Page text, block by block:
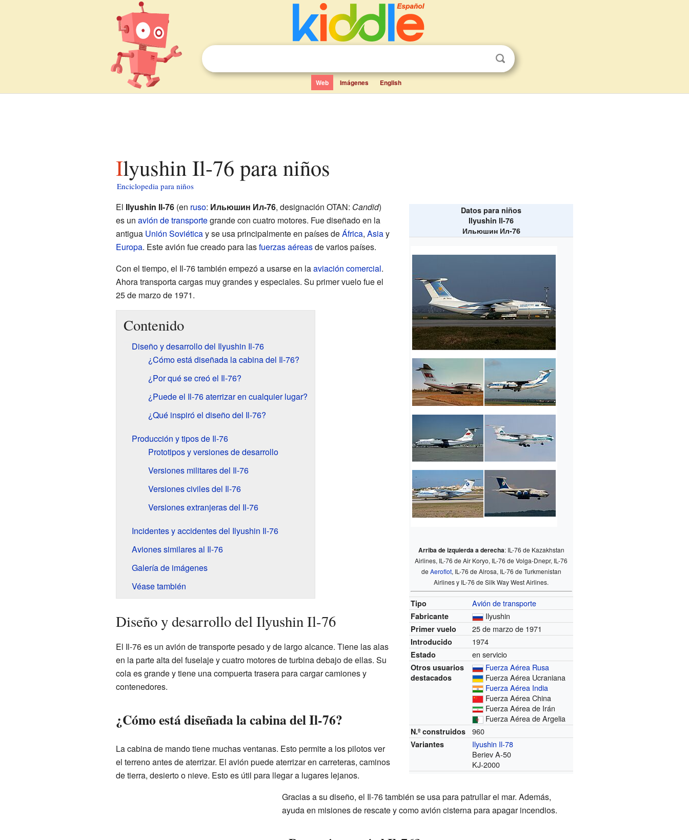
Web Imágenes English
Ilyushin Il-76 para niños
Enciclopedia para niños
Datos para niños
Ilyushin Il-76
Ильюшин Ил-76
Arriba de izquierda a derecha: IL-76 de Kazakhstan
Airlines, IL-76 de Air Koryo, IL-76 de Volga-Dnepr, IL-76
de Aeroflot, IL-76 de Alrosa, IL-76 de Turkmenistan
Airlines y IL-76 de Silk Way West Airlines.
Tipo Avión de transporte
Fabricante Ilyushin
Primer vuelo 25 de marzo de 1971
Introducido 1974
Estado en servicio
Otros usuarios
destacados
Fuerza Aérea Rusa
Fuerza Aérea Ucraniana
Fuerza Aérea India
Fuerza Aérea China
Fuerza Aérea de Irán
Fuerza Aérea de Argelia
N.º construidos 960
Variantes
Ilyushin Il-78
Beriev A-50
KJ-2000
El Ilyushin Il-76(en ruso: Ильюшин Ил-76, designación OTAN: Candid)
es un avión de transportegrande con cuatro motores. Fue diseñado en la
antigua Unión Soviéticay se usa principalmente en países deÁfrica, Asiay
Europa. Este avión fue creado para lasfuerzas aéreasde varios países.
Con el tiempo, el Il-76 también empezó a usarse en laaviación comercial.
Ahora transporta cargas muy grandes y especiales. Su primer vuelo fue el
25 de marzo de 1971.
Contenido
Diseño y desarrollo del Ilyushin Il-76
¿Cómo está diseñada la cabina del Il-76?
¿Por qué se creó el Il-76?
¿Puede el Il-76 aterrizar en cualquier lugar?
¿Qué inspiró el diseño del Il-76?
Producción y tipos de Il-76
Prototipos y versiones de desarrollo
Versiones militares del Il-76
Versiones civiles del Il-76
Versiones extranjeras del Il-76
Incidentes y accidentes del Ilyushin Il-76
Aviones similares al Il-76
Galería de imágenes
Véase también
Diseño y desarrollo del Ilyushin Il-76
El Il-76 es un avión de transporte pesado y de largo alcance. Tiene las alas
en la parte alta del fuselaje y cuatro motores de turbina debajo de ellas. Su
cola es grande y tiene una compuerta trasera para cargar camiones y
contenedores.
¿Cómo está diseñada la cabina del Il-76?
La cabina de mando tiene muchas ventanas. Esto permite a los pilotos ver
el terreno antes de aterrizar. El avión puede aterrizar en carreteras, caminos
de tierra, desierto o nieve. Esto es útil para llegar a lugares lejanos.
Gracias a su diseño, el Il-76 también se usa para patrullar el mar. Además,
ayuda en misiones de rescate y como avión cisterna para apagar incendios.